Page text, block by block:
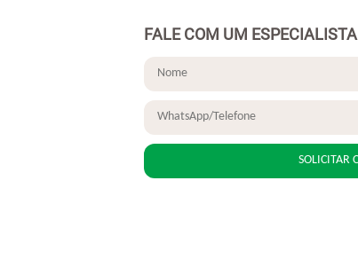
FALE COM UM ESPECIALISTA